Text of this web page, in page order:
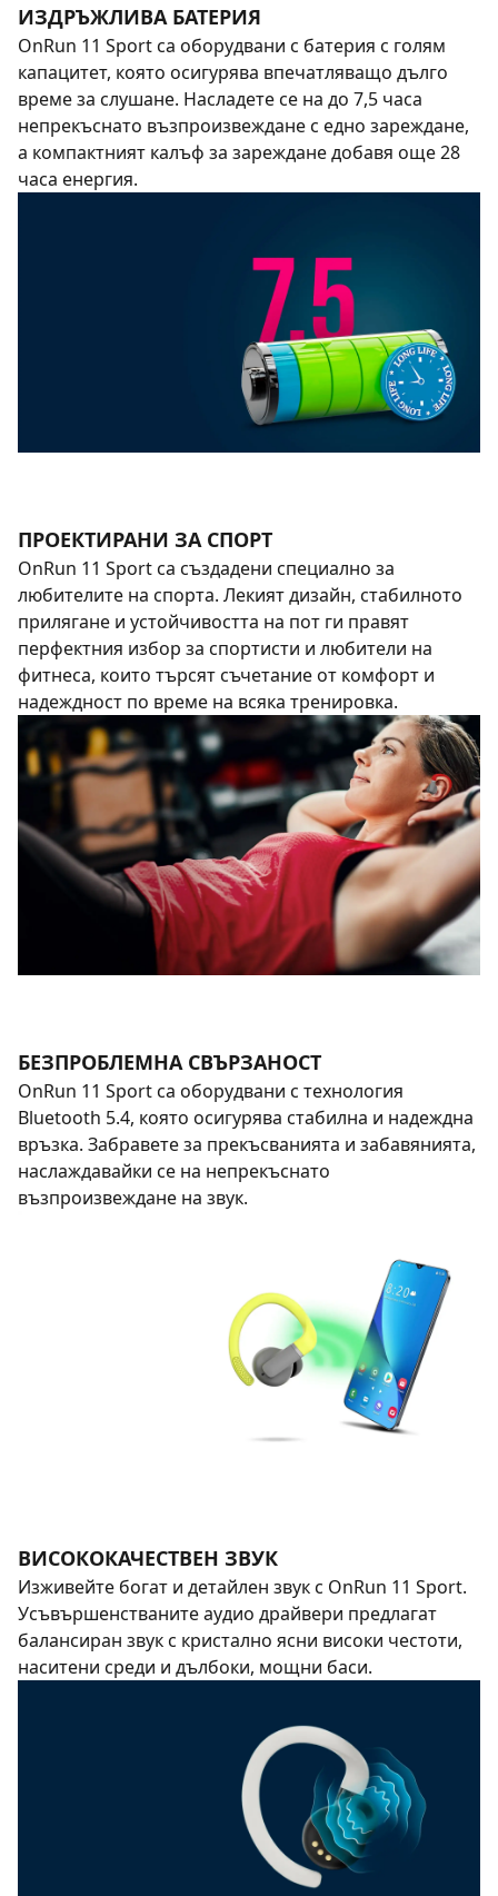
ИЗДРЪЖЛИВА БАТЕРИЯ
OnRun 11 Sport са оборудвани с батерия с голям
капацитет, която осигурява впечатляващо дълго
време за слушане. Насладете се на до 7,5 часа
непрекъснато възпроизвеждане с едно зареждане,
а компактният калъф за зареждане добавя още 28
часа енергия.
ПРОЕКТИРАНИ ЗА СПОРТ
OnRun 11 Sport са създадени специално за
любителите на спорта. Лекият дизайн, стабилното
прилягане и устойчивостта на пот ги правят
перфектния избор за спортисти и любители на
фитнеса, които търсят съчетание от комфорт и
надеждност по време на всяка тренировка.
БЕЗПРОБЛЕМНА СВЪРЗАНОСТ
OnRun 11 Sport са оборудвани с технология
Bluetooth 5.4, която осигурява стабилна и надеждна
връзка. Забравете за прекъсванията и забавянията,
наслаждавайки се на непрекъснато
възпроизвеждане на звук.
ВИСОКОКАЧЕСТВЕН ЗВУК
Изживейте богат и детайлен звук с OnRun 11 Sport.
Усъвършенстваните аудио драйвери предлагат
балансиран звук с кристално ясни високи честоти,
наситени среди и дълбоки, мощни баси.